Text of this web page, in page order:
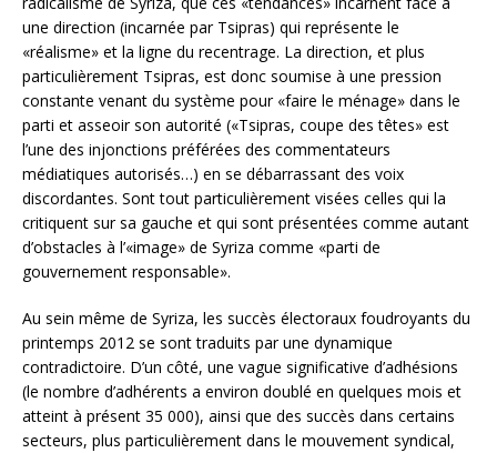
une direction (incarnée par Tsipras) qui représente le
«réalisme» et la ligne du recentrage. La direction, et plus
particulièrement Tsipras, est donc soumise à une pression
constante venant du système pour «faire le ménage» dans le
parti et asseoir son autorité («Tsipras, coupe des têtes» est
l’une des injonctions préférées des commentateurs
médiatiques autorisés…) en se débarrassant des voix
discordantes. Sont tout particulièrement visées celles qui la
critiquent sur sa gauche et qui sont présentées comme autant
d’obstacles à l’«image» de Syriza comme «parti de
gouvernement responsable».
Au sein même de Syriza, les succès électoraux foudroyants du
printemps 2012 se sont traduits par une dynamique
contradictoire. D’un côté, une vague significative d’adhésions
(le nombre d’adhérents a environ doublé en quelques mois et
atteint à présent 35 000), ainsi que des succès dans certains
secteurs, plus particulièrement dans le mouvement syndical,